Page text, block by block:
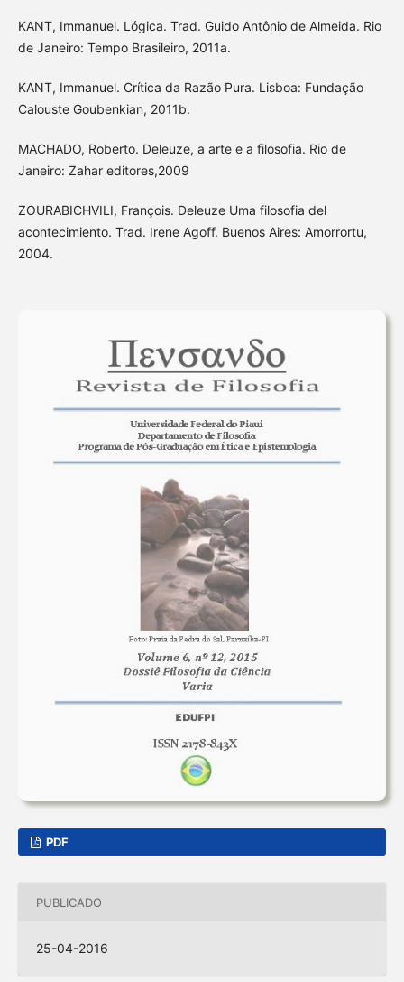
KANT, Immanuel. Lógica. Trad. Guido Antônio de Almeida. Rio
de Janeiro: Tempo Brasileiro, 2011a.
KANT, Immanuel. Crítica da Razão Pura. Lisboa: Fundação
Calouste Goubenkian, 2011b.
MACHADO, Roberto. Deleuze, a arte e a filosofia. Rio de
Janeiro: Zahar editores,2009
ZOURABICHVILI, François. Deleuze Uma filosofia del
acontecimiento. Trad. Irene Agoff. Buenos Aires: Amorrortu,
2004.
PDF
PUBLICADO
25-04-2016